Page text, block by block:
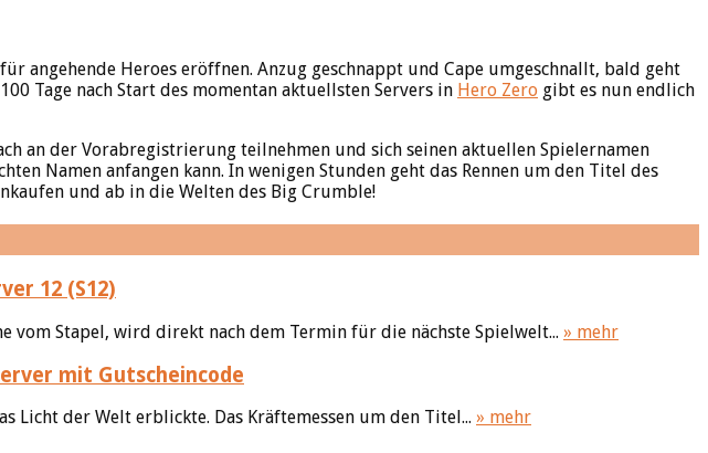
angehende Heroes eröffnen. Anzug geschnappt und Cape umgeschnallt, bald geht
Tage nach Start des momentan aktuellsten Servers in Hero Zero gibt es nun endlich
an der Vorabregistrierung teilnehmen und sich seinen aktuellen Spielernamen
Namen anfangen kann. In wenigen Stunden geht das Rennen um den Titel des
und ab in die Welten des Big Crumble!
12 (S12)
vom Stapel, wird direkt nach dem Termin für die nächste Spielwelt... » mehr
mit Gutscheincode
Licht der Welt erblickte. Das Kräftemessen um den Titel... » mehr